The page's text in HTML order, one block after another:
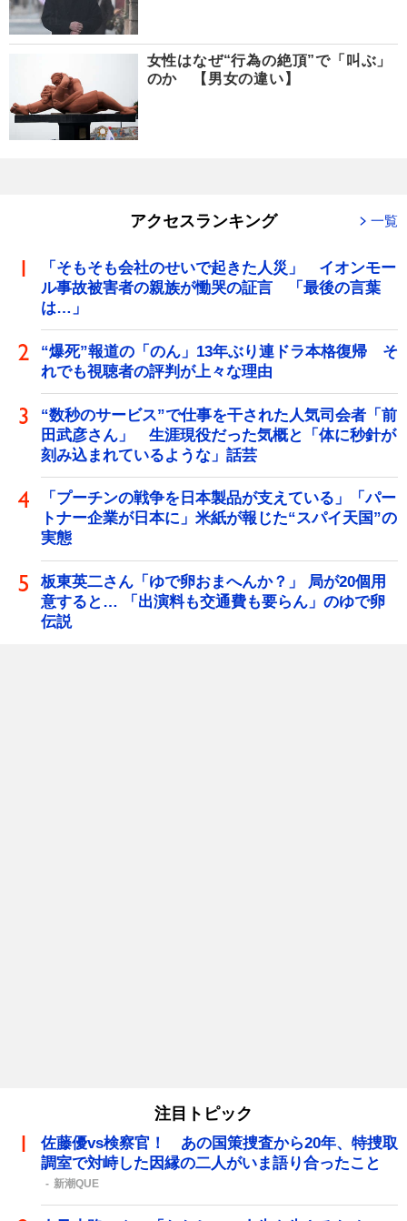
女性はなぜ“行為の絶頂”で「叫ぶ」
のか 【男女の違い】
アクセスランキング 一覧
「そもそも会社のせいで起きた人災」 イオンモー
ル事故被害者の親族が慟哭の証言 「最後の言葉
は…」
“爆死”報道の「のん」13年ぶり連ドラ本格復帰 そ
れでも視聴者の評判が上々な理由
“数秒のサービス”で仕事を干された人気司会者「前
田武彦さん」 生涯現役だった気概と「体に秒針が
刻み込まれているような」話芸
「プーチンの戦争を日本製品が支えている」「パー
トナー企業が日本に」米紙が報じた“スパイ天国”の
実態
板東英二さん「ゆで卵おまへんか？」 局が20個用
意すると… 「出演料も交通費も要らん」のゆで卵
伝説
注目トピック
佐藤優vs検察官！ あの国策捜査から20年、特捜取
調室で対峙した因縁の二人がいま語り合ったこと
新潮QUE